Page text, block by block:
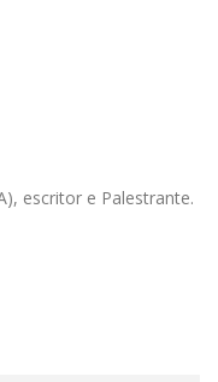
escritor e Palestrante.